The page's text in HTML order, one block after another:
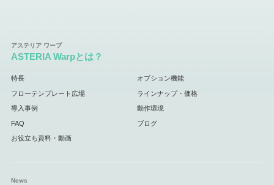
ASTERIA Warpとは？
特長 オプション機能
フローテンプレート広場 ラインナップ・価格
導入事例 動作環境
FAQ ブログ
お役立ち資料・動画